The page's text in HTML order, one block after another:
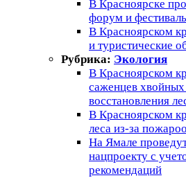
В Красноярске
форум и фестиваль
В Красноярском
и туристические
Рубрика: Экология
В Красноярском
саженцев
восстановления
В Красноярском
леса из-за
На Ямале
нацпроекту с
рекомендаций